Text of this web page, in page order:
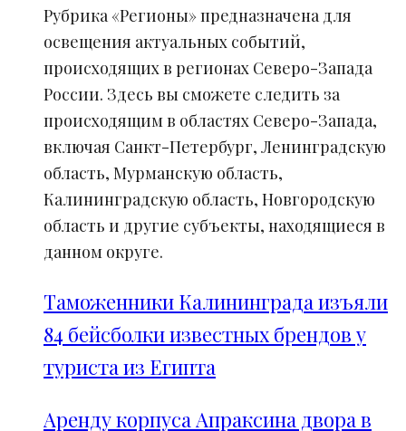
Рубрика «Регионы» предназначена для
освещения актуальных событий,
происходящих в регионах Северо-Запада
России. Здесь вы сможете следить за
происходящим в областях Северо-Запада,
включая Санкт-Петербург, Ленинградскую
область, Мурманскую область,
Калининградскую область, Новгородскую
область и другие субъекты, находящиеся в
данном округе.
Таможенники Калининграда изъяли
84 бейсболки известных брендов у
туриста из Египта
Аренду корпуса Апраксина двора в